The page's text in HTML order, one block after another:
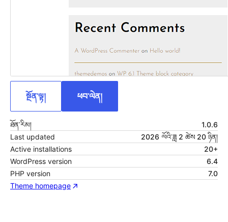
སྔོན་ལྟ། ཕབ་ལེན།
ཐོན་རིམ།
1.0.6
Last updated
2026 ལོའི་ཟླ 2 ཚེས 20 ཉིན།
Active installations
20+
WordPress version
6.4
PHP version
7.0
Theme homepage